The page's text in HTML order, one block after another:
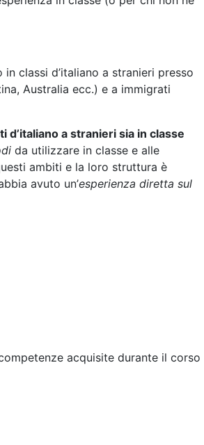
in classi d’italiano a stranieri presso
Australia ecc.) e a immigrati
a stranieri sia in classe
da utilizzare in classe e alle
ambiti e la loro struttura è
avuto un’esperienza diretta sul
acquisite durante il corso